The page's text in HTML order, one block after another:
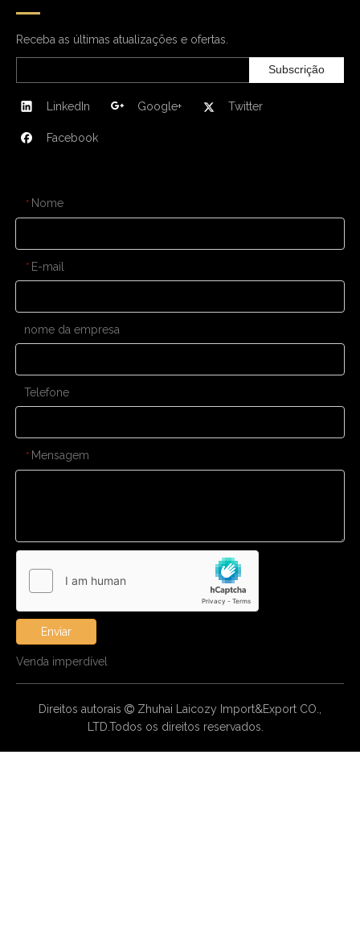
Receba as últimas atualizações e ofertas.
Subscrição
LinkedIn Google+ Twitter
Facebook
* Nome
* E-mail
nome da empresa
Telefone
* Mensagem
Enviar
Venda imperdível
Direitos autorais  Zhuhai Laicozy Import&Export CO.,
LTD.Todos os direitos reservados.